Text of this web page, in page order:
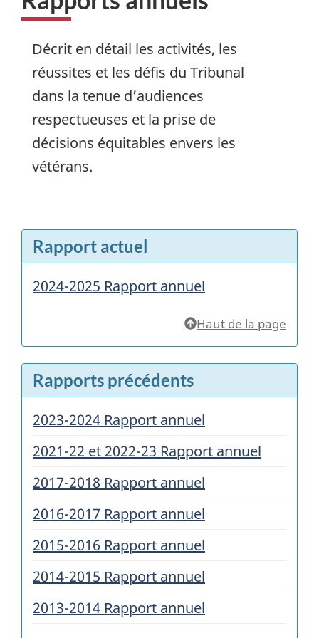
Décrit en détail les activités, les
réussites et les défis du Tribunal
dans la tenue d’audiences
respectueuses et la prise de
décisions équitables envers les
vétérans.
Rapport actuel
2024-2025 Rapport annuel
Haut de la page
Rapports précédents
2023-2024 Rapport annuel
2021-22 et 2022-23 Rapport annuel
2017-2018 Rapport annuel
2016-2017 Rapport annuel
2015-2016 Rapport annuel
2014-2015 Rapport annuel
2013-2014 Rapport annuel